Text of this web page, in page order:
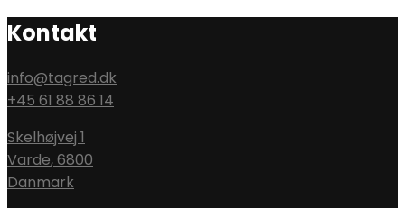
Kontakt
info@tagred.dk
+45 61 88 86 14
Skelhøjvej 1
Varde,6800
Danmark